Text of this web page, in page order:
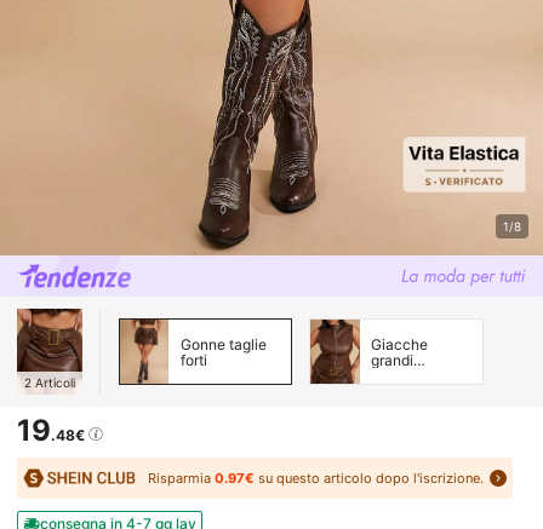
1/8
2 Articoli
Gonne taglie
forti
Giacche
grandi
19.48€
Risparmia0.97€ su questo articolo dopo l'iscrizione.
consegna in 4-7 gg lav